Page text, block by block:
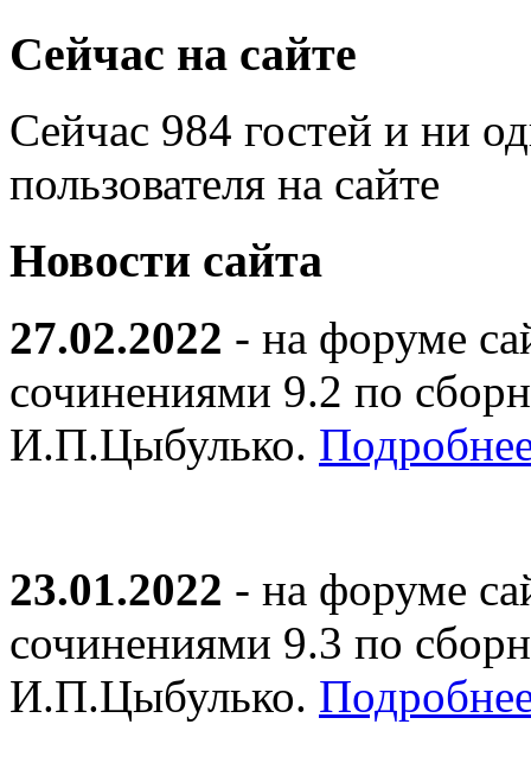
Сейчас на сайте
Сейчас 984 гостей и ни
пользователя на сайте
Новости сайта
27.02.2022 - на форуме
сочинениями 9.2 по
И.П.Цыбулько.
23.01.2022 - на форуме
сочинениями 9.3 по
И.П.Цыбулько.